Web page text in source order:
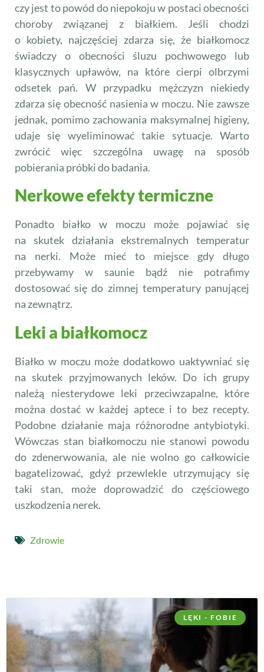
czy jest to powód do niepokoju w postaci obecności
choroby związanej z białkiem. Jeśli chodzi
o kobiety, najczęściej zdarza się, że białkomocz
świadczy o obecności śluzu pochwowego lub
klasycznych upławów, na które cierpi olbrzymi
odsetek pań. W przypadku mężczyzn niekiedy
zdarza się obecność nasienia w moczu. Nie zawsze
jednak, pomimo zachowania maksymalnej higieny,
udaje się wyeliminować takie sytuacje. Warto
zwrócić więc szczególna uwagę na sposób
pobierania próbki do badania.
Nerkowe efekty termiczne
Ponadto białko w moczu może pojawiać się
na skutek działania ekstremalnych temperatur
na nerki. Może mieć to miejsce gdy długo
przebywamy w saunie bądź nie potrafimy
dostosować się do zimnej temperatury panującej
na zewnątrz.
Leki a białkomocz
Białko w moczu może dodatkowo uaktywniać się
na skutek przyjmowanych leków. Do ich grupy
należą niesterydowe leki przeciwzapalne, które
można dostać w każdej aptece i to bez recepty.
Podobne działanie maja różnorodne antybiotyki.
Wówczas stan białkomoczu nie stanowi powodu
do zdenerwowania, ale nie wolno go całkowicie
bagatelizować, gdyż przewlekle utrzymujący się
taki stan, może doprowadzić do częściowego
uszkodzenia nerek.
Zdrowie
LĘKI - FOBIE